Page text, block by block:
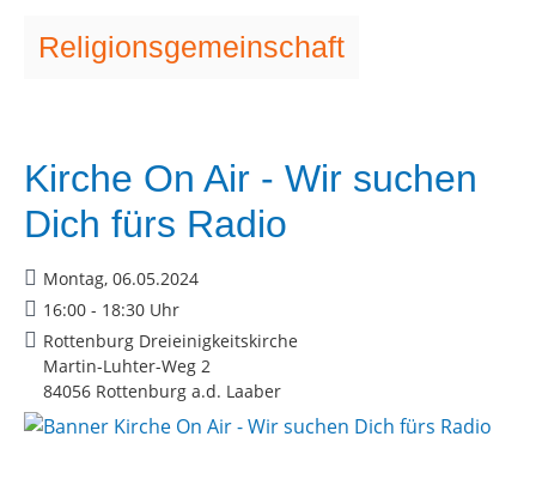
Religionsgemeinschaft
Kirche On Air - Wir suchen
Dich fürs Radio
Montag, 06.05.2024
16:00 - 18:30 Uhr
Rottenburg Dreieinigkeitskirche
Martin-Luhter-Weg 2
84056 Rottenburg a.d. Laaber